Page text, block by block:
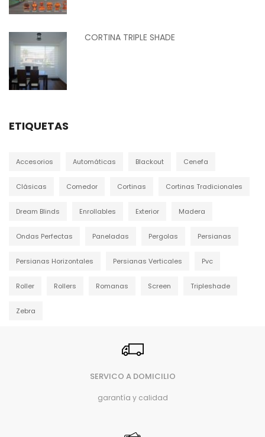
CORTINA TRIPLE SHADE
ETIQUETAS
Accesorios Automáticas Blackout Cenefa
Clásicas Comedor Cortinas Cortinas Tradicionales
Dream Blinds Enrollables Exterior Madera
Ondas Perfectas Paneladas Pergolas Persianas
Persianas Horizontales Persianas Verticales Pvc
Roller Rollers Romanas Screen Tripleshade
Zebra
SERVICO A DOMICILIO
garantía y calidad